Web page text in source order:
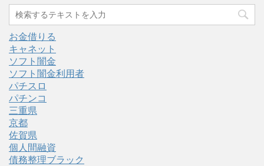
お金借りる
キャネット
ソフト闇金
ソフト闇金利用者
パチスロ
パチンコ
三重県
京都
佐賀県
個人間融資
債務整理ブラック